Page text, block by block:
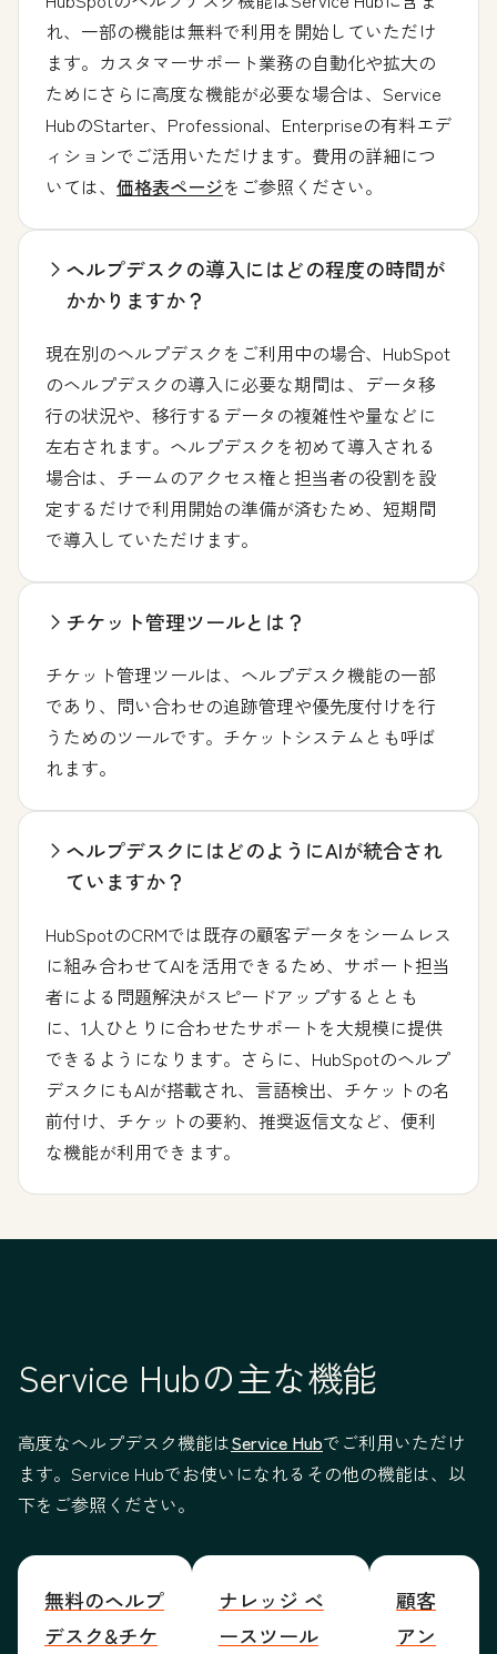
れ、一部の機能は無料で利用を開始していただけ
ます。カスタマーサポート業務の自動化や拡大の
ためにさらに高度な機能が必要な場合は、Service
HubのStarter、Professional、Enterpriseの有料エデ
ィションでご活用いただけます。費用の詳細につ
いては、 価格表ページをご参照ください。
ヘルプデスクの導入にはどの程度の時間が
かかりますか？
現在別のヘルプデスクをご利用中の場合、HubSpot
のヘルプデスクの導入に必要な期間は、データ移
行の状況や、移行するデータの複雑性や量などに
左右されます。ヘルプデスクを初めて導入される
場合は、チームのアクセス権と担当者の役割を設
定するだけで利用開始の準備が済むため、短期間
で導入していただけます。
チケット管理ツールとは？
チケット管理ツールは、ヘルプデスク機能の一部
であり、問い合わせの追跡管理や優先度付けを行
うためのツールです。チケットシステムとも呼ば
れます。
ヘルプデスクにはどのようにAIが統合され
ていますか？
HubSpotのCRMでは既存の顧客データをシームレス
に組み合わせてAIを活用できるため、サポート担当
者による問題解決がスピードアップするととも
に、1人ひとりに合わせたサポートを大規模に提供
できるようになります。さらに、HubSpotのヘルプ
デスクにもAIが搭載され、言語検出、チケットの名
前付け、チケットの要約、推奨返信文など、便利
な機能が利用できます。
Service Hubの主な機能
高度なヘルプデスク機能はService Hubでご利用いただけ
ます。Service Hubでお使いになれるその他の機能は、以
下をご参照ください。
無料のヘルプ
デスク&チケ
ナレッジ ベ
ースツール
顧客
アン